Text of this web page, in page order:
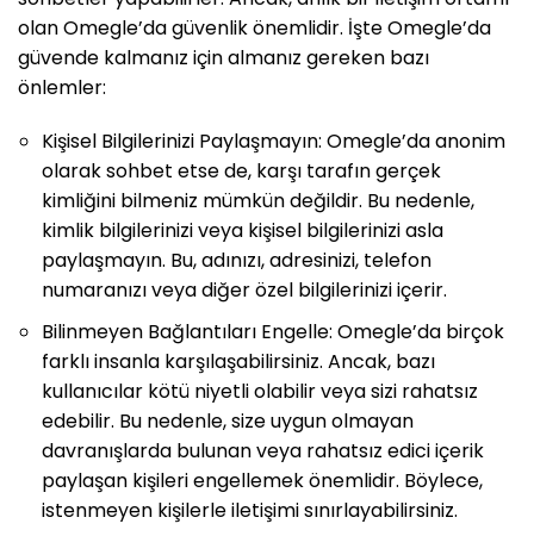
olan Omegle’da güvenlik önemlidir. İşte Omegle’da
güvende kalmanız için almanız gereken bazı
önlemler:
Kişisel Bilgilerinizi Paylaşmayın: Omegle’da anonim
olarak sohbet etse de, karşı tarafın gerçek
kimliğini bilmeniz mümkün değildir. Bu nedenle,
kimlik bilgilerinizi veya kişisel bilgilerinizi asla
paylaşmayın. Bu, adınızı, adresinizi, telefon
numaranızı veya diğer özel bilgilerinizi içerir.
Bilinmeyen Bağlantıları Engelle: Omegle’da birçok
farklı insanla karşılaşabilirsiniz. Ancak, bazı
kullanıcılar kötü niyetli olabilir veya sizi rahatsız
edebilir. Bu nedenle, size uygun olmayan
davranışlarda bulunan veya rahatsız edici içerik
paylaşan kişileri engellemek önemlidir. Böylece,
istenmeyen kişilerle iletişimi sınırlayabilirsiniz.